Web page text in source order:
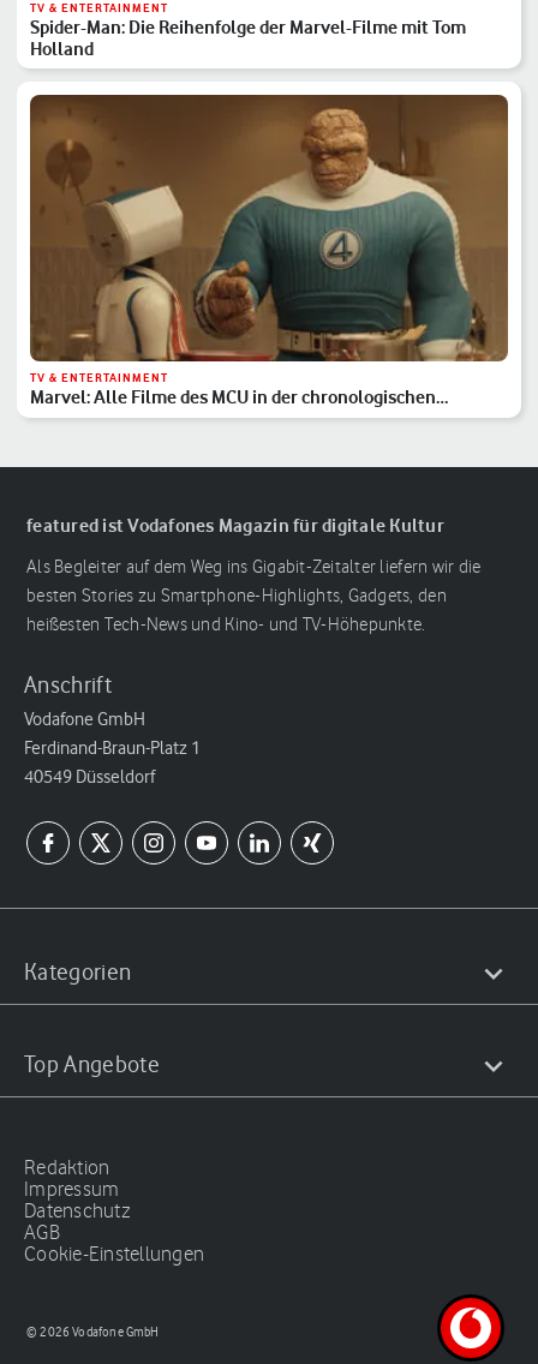
TV & ENTERTAINMENT
Spider-Man: Die Reihenfolge der Marvel-Filme mit Tom
Holland
TV & ENTERTAINMENT
Marvel: Alle Filme des MCU in der chronologischen
Reihenfolge
featured ist Vodafones Magazin für digitale Kultur
Als Begleiter auf dem Weg ins Gigabit-Zeitalter liefern wir die
besten Stories zu Smartphone-Highlights, Gadgets, den
heißesten Tech-News und Kino- und TV-Höhepunkte.
Anschrift
Vodafone GmbH
Ferdinand-Braun-Platz 1
40549 Düsseldorf
Kategorien
Top Angebote
Redaktion
Impressum
Datenschutz
AGB
Cookie-Einstellungen
© 2026 Vodafone GmbH